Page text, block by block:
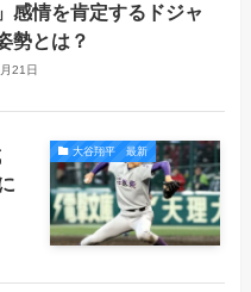
感情を肯定するドジャ
勢とは？
21日
大谷翔平 最新